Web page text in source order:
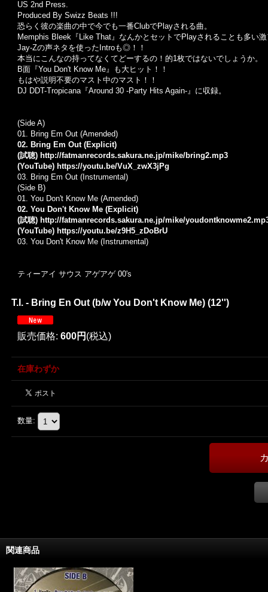
US 2nd Press.
Produced By Swizz Beats !!!
恐らく彼の楽曲の中で今でも一番ClubでPlayされる曲。
Memphis Bleek『Like That』なんかとセットでPlayされることも多い
Jay-Zの声ネタを使ったIntroも◎！！
本当にこんなの持ってなくてどーするの！的1枚ではないでしょうか。
B面『You Don't Know Me』も大ヒット！！
もはや説明不要のマスト中のマスト！！
DJ DDT-Tropicana『Around 30 -Party Hits Again-』に収録。
(Side A)
01. Bring Em Out (Amended)
02. Bring Em Out (Explicit)
(試聴) http://fatmanrecords.sakura.ne.jp/mike/bring2.mp3
(YouTube) https://youtu.be/VuX_zwX3jPg
03. Bring Em Out (Instrumental)
(Side B)
01. You Don't Know Me (Amended)
02. You Don't Know Me (Explicit)
(試聴) http://fatmanrecords.sakura.ne.jp/mike/
(YouTube) https://youtu.be/z9H5_zDoBrU
03. You Don't Know Me (Instrumental)
ティーアイ サウス アゲアゲ 00's
T.I. - Bring En Out (b/w You Don't Know Me) (12'')
販売価格: 600円 (税込)
在庫わずか
数量:
関連商品